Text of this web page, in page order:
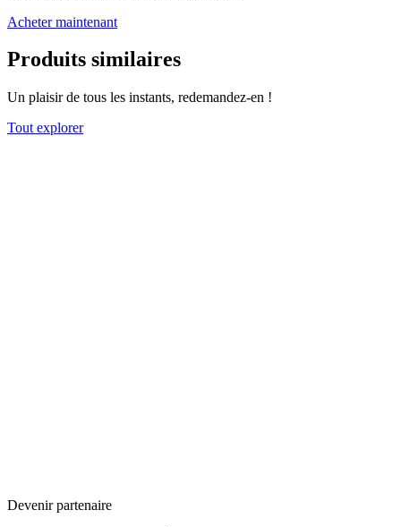
Acheter maintenant
Produits similaires
Un plaisir de tous les instants, redemandez-en !
Tout explorer
Devenir partenaire